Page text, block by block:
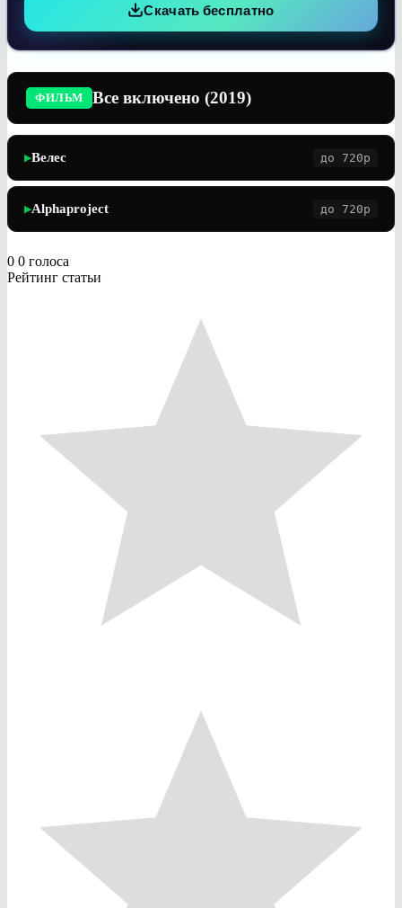
Скачать бесплатно
ФИЛЬМ Все включено (2019)
▶Велес до 720p
▶Alphaproject до 720p
0 0 голоса
Рейтинг статьи